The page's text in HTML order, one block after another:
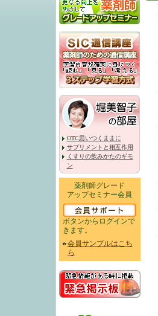
OTC思いつくままに
サプリメントと相互作用
くすりの飲みかたのギモ
ン
薬剤師グレード
アップセミナー会員
ボタンからログインで
きます。
会員サンプルはこち
ら